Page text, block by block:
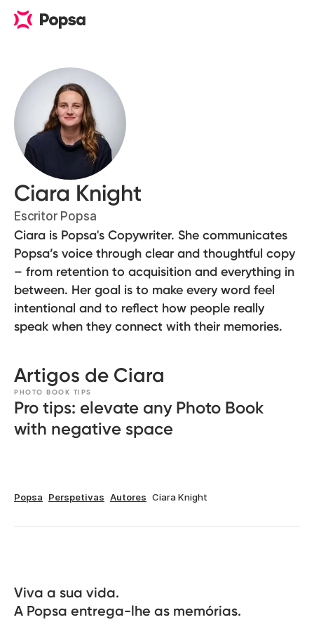
Ciara Knight
Escritor Popsa
Ciara is Popsa's Copywriter. She communicates
Popsa’s voice through clear and thoughtful copy
– from retention to acquisition and everything in
between. Her goal is to make every word feel
intentional and to reflect how people really
speak when they connect with their memories.
Artigos de Ciara
PHOTO BOOK TIPS
Pro tips: elevate any Photo Book
with negative space
Popsa Perspetivas Autores Ciara Knight
Viva a sua vida.
A Popsa entrega-lhe as memórias.